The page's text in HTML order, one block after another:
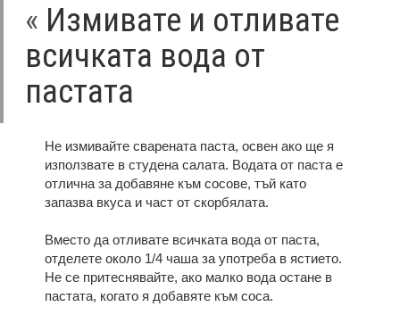
« Измивате и отливате
всичката вода от
пастата
Не измивайте сварената паста, освен ако ще я
използвате в студена салата. Водата от паста е
отлична за добавяне към сосове, тъй като
запазва вкуса и част от скорбялата.
Вместо да отливате всичката вода от паста,
отделете около 1/4 чаша за употреба в ястието.
Не се притеснявайте, ако малко вода остане в
пастата, когато я добавяте към соса.